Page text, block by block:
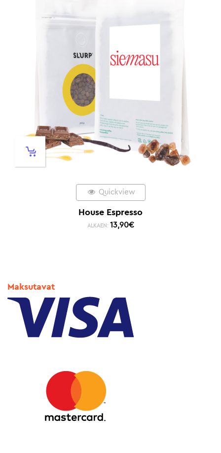
Quickview
House Espresso
ALKAEN: 13,90€
Maksutavat